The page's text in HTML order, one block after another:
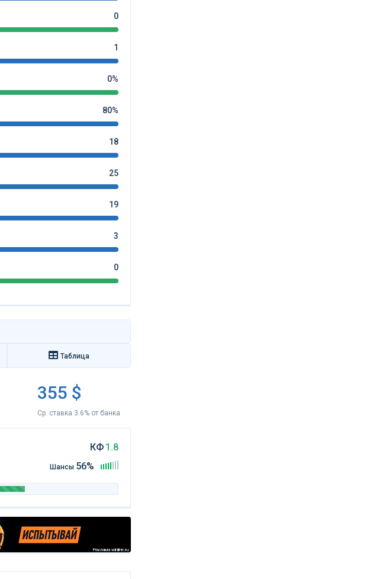
0
1
0%
80%
18
25
19
3
0
Таблица
355 $
Ср. ставка 3.6% от банка
КФ 1.8
Шансы 56%
Реклама winline.ru